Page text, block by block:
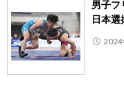
男子フ
日本選
2024